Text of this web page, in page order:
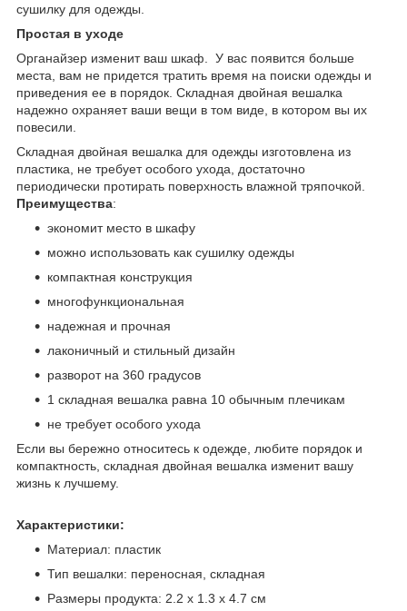
сушилку для одежды.
Простая в уходе
Органайзер изменит ваш шкаф. У вас появится больше
места, вам не придется тратить время на поиски одежды и
приведения ее в порядок. Складная двойная вешалка
надежно охраняет ваши вещи в том виде, в котором вы их
повесили.
Складная двойная вешалка для одежды изготовлена из
пластика, не требует особого ухода, достаточно
периодически протирать поверхность влажной тряпочкой.
Преимущества:
экономит место в шкафу
можно использовать как сушилку одежды
компактная конструкция
многофункциональная
надежная и прочная
лаконичный и стильный дизайн
разворот на 360 градусов
1 складная вешалка равна 10 обычным плечикам
не требует особого ухода
Если вы бережно относитесь к одежде, любите порядок и
компактность, складная двойная вешалка изменит вашу
жизнь к лучшему.
Характеристики:
Материал: пластик
Тип вешалки: переносная, складная
Размеры продукта: 2.2 х 1.3 х 4.7 см